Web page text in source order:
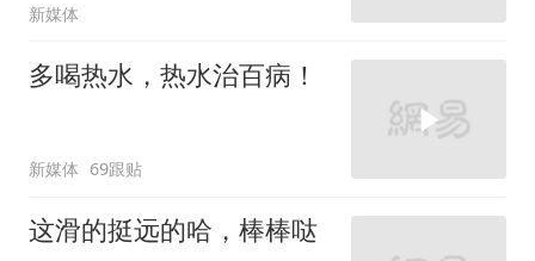
新媒体
多喝热水，热水治百病！
新媒体 69跟贴
这滑的挺远的哈，棒棒哒